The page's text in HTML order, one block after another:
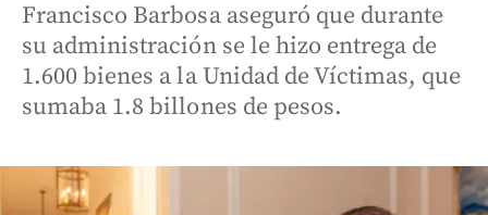
Francisco Barbosa aseguró que durante
su administración se le hizo entrega de
1.600 bienes a la Unidad de Víctimas, que
sumaba 1.8 billones de pesos.